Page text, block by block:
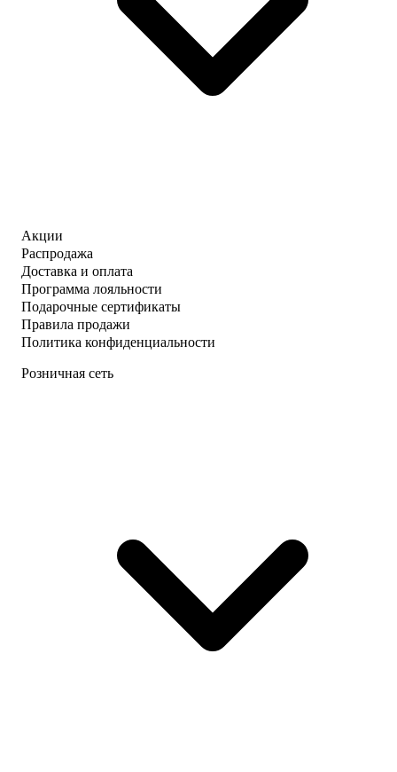
Акции
Распродажа
Доставка и оплата
Программа лояльности
Подарочные сертификаты
Правила продажи
Политика конфиденциальности
Розничная сеть